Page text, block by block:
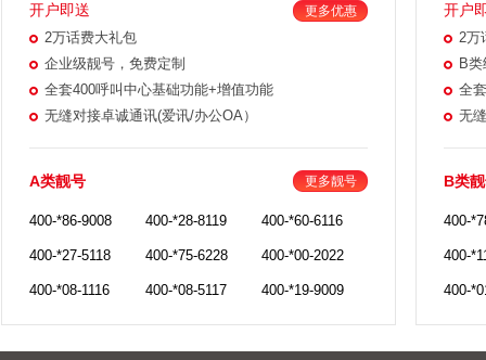
更多优惠
开户即送
2万话费大礼包
企业级靓号，免费定制
全套400呼叫中心基础功能+增值功能
无缝对接卓诚通讯(爱讯/办公OA）
更多靓号
A类靓号
400-*86-9008 400-*28-8119 400-*60-6116
400-*27-5118 400-*75-6228 400-*00-2022
400-*08-1116 400-*08-5117 400-*19-9009
开户
2万
B
全
无
B类
400-
400-
400-